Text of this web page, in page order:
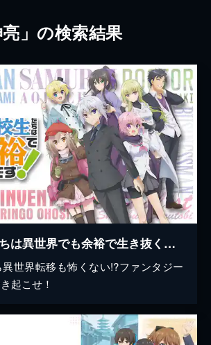
亮」の検索結果
超人高校生たちは異世界でも余裕で生き抜くようです！
世界転移も怖くない!?ファンタジー
起こせ！